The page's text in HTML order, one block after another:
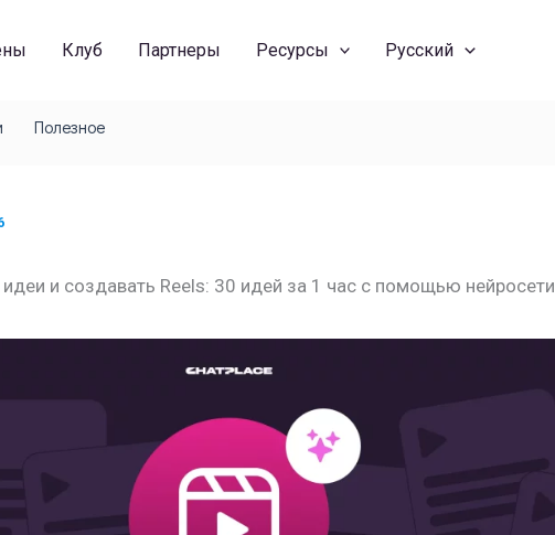
Клуб Партнеры Ресурсы Русский
Полезное
идеи и создавать Reels: 30 идей за 1 час с помощью нейросети